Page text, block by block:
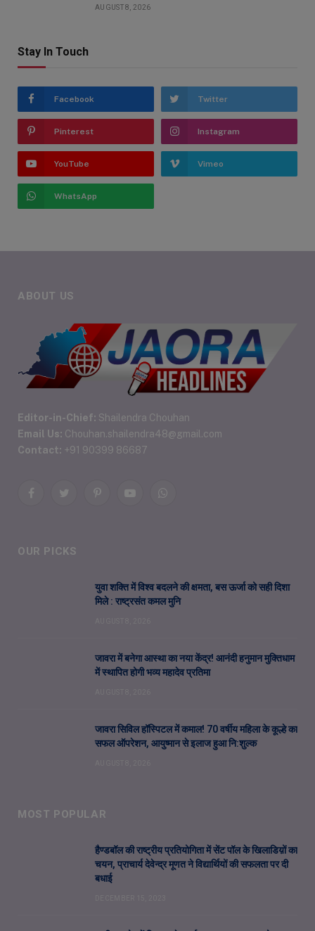
AUGUST 8, 2026
Stay In Touch
Facebook Twitter
Pinterest Instagram
YouTube Vimeo
WhatsApp
ABOUT US
Editor-in-Chief: Shailendra Chouhan
Email Us: Chouhan.shailendra48@gmail.com
Contact: +91 90399 86687
FacebookTwitterPinterestYouTubeWhatsApp
OUR PICKS
युवा शक्ति में विश्व बदलने की क्षमता, बस ऊर्जा को सही दिशा
मिले : राष्ट्रसंत कमल मुनि
जावरा में बनेगा आस्था का नया केंद्र! आनंदी हनुमान मुक्तिधाम
में स्थापित होगी भव्य महादेव प्रतिमा
जावरा सिविल हॉस्पिटल में कमाल! 70 वर्षीय महिला के कूल्हे का
सफल ऑपरेशन, आयुष्मान से इलाज हुआ नि:शुल्क
MOST POPULAR
हैण्डबॉल की राष्ट्रीय प्रतियोगिता में सेंट पॉल के खिलाडिय़ों का
चयन, प्राचार्य देवेन्द्र मूणत ने विद्यार्थियों की सफलता पर दी
बधाई